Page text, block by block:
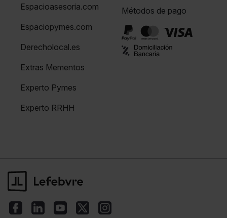
Espacioasesoria.com
Espaciopymes.com
Derecholocal.es
Extras Mementos
Experto Pymes
Experto RRHH
Métodos de pago